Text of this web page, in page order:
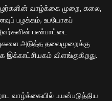
வாழ்க்கை முறை, கலை,
பழக்கம், உபயோகப்
பண்பாட்டை
அடுத்த தலைமுறைக்கு
இக்காட்சியகம் விளங்குகிறது.
வாழ்க்கையில் பயன்படுத்திய